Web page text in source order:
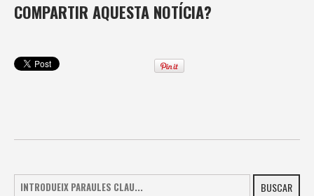
COMPARTIR AQUESTA NOTÍCIA?
BUSCAR